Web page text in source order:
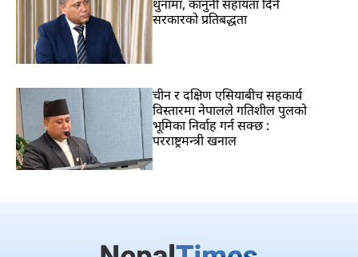
थुनामा, कानुनी सहायता दिने
सरकारको प्रतिबद्धता
चीन र दक्षिण एसियाबीच सहकार्य
विस्तारमा नेपालले गतिशील पुलको
भूमिका निर्वाह गर्न सक्छ :
परराष्ट्रमन्त्री खनाल